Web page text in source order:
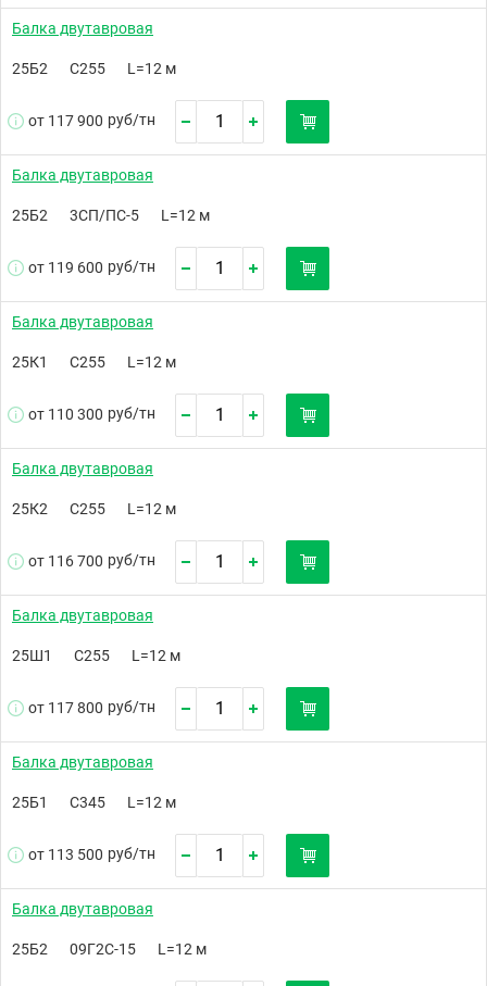
Балка двутавровая
25Б2 С255 L=12 м
от 117 900 руб/тн
Балка двутавровая
25Б2 3СП/ПС-5 L=12 м
от 119 600 руб/тн
Балка двутавровая
25К1 С255 L=12 м
от 110 300 руб/тн
Балка двутавровая
25К2 С255 L=12 м
от 116 700 руб/тн
Балка двутавровая
25Ш1 С255 L=12 м
от 117 800 руб/тн
Балка двутавровая
25Б1 С345 L=12 м
от 113 500 руб/тн
Балка двутавровая
25Б2 09Г2С-15 L=12 м